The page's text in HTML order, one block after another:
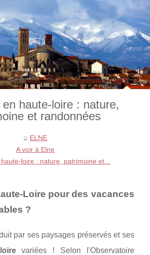
haute-loire : nature,
et randonnées
ELNE
A voir à Elne
loire : nature, patrimoine et...
Loire pour des vacances
?
par ses paysages préservés et ses
variées ! Selon l'Observatoire